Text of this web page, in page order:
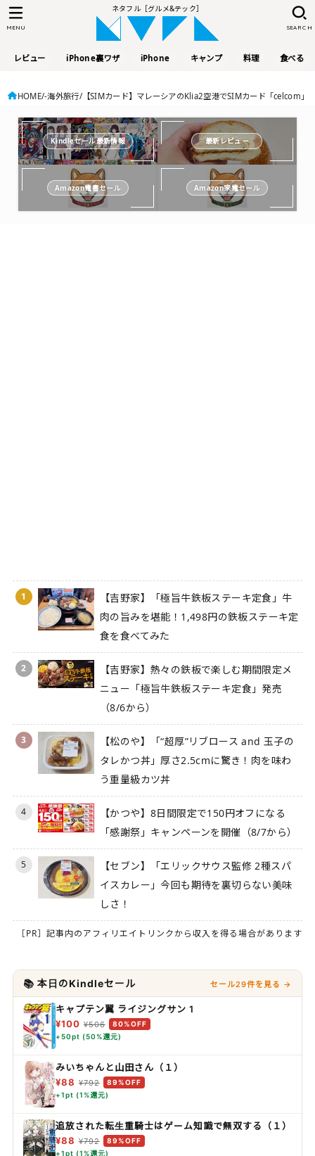
ネタフル［グルメ&テック］
レビュー iPhone裏ワザ iPhone キャンプ 料理 食べる
SEARCH
MENU
HOME -海外旅行 【SIMカード】マレーシアのKlia2空港でSIMカード「celcom
Kindleセール最新情報 最新レビュー
Amazon電書セール Amazon家電セール
1
【吉野家】「極旨牛鉄板ステーキ定食」牛
肉の旨みを堪能！1,498円の鉄板ステーキ定
食を食べてみた
2
【吉野家】熱々の鉄板で楽しむ期間限定メ
ニュー「極旨牛鉄板ステーキ定食」発売
（8/6から）
3
【松のや】「“超厚”リブロース and 玉子の
タレかつ丼」厚さ2.5cmに驚き！肉を味わ
う重量級カツ丼
4
【かつや】8日間限定で150円オフになる
「感謝祭」キャンペーンを開催（8/7から）
5
【セブン】「エリックサウス監修 2種スパ
イスカレー」今回も期待を裏切らない美味
しさ！
［PR］記事内のアフィリエイトリンクから収入を得る場合があります
📚 本日のKindleセール セール29件を見る →
キャプテン翼 ライジングサン 1
¥100 ¥506
80%OFF
+50pt (50%還元)
みいちゃんと山田さん（１）
¥88 ¥792
89%OFF
+1pt (1%還元)
追放された転生重騎士はゲーム知識で無双する（１）
¥88 ¥792
89%OFF
+1pt (1%還元)